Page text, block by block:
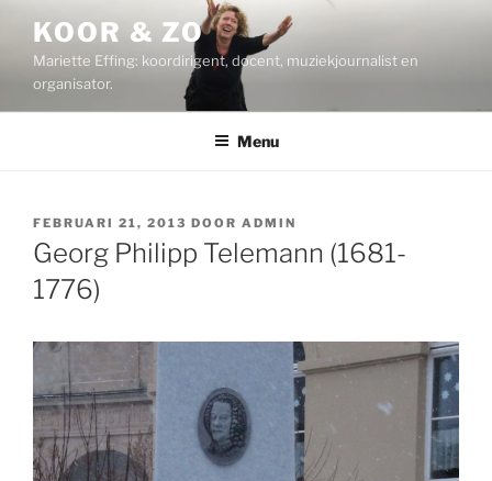
inhoud
KOOR & ZO
Mariette Effing: koordirigent, docent, muziekjournalist en
organisator.
Menu
GEPLAATST
OP
FEBRUARI 21, 2013 DOOR ADMIN
Georg Philipp Telemann (1681-
1776)